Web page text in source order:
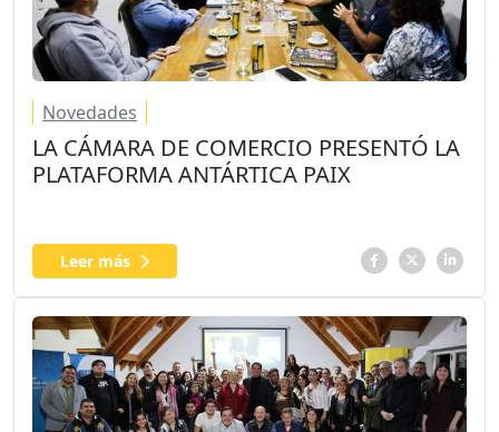
Novedades
LA CÁMARA DE COMERCIO PRESENTÓ LA
PLATAFORMA ANTÁRTICA PAIX
Leer más